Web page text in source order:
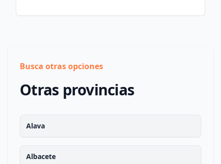
Busca otras opciones
Otras provincias
Alava
Albacete